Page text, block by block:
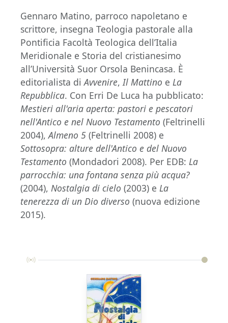
Gennaro Matino, parroco napoletano e
scrittore, insegna Teologia pastorale alla
Pontificia Facoltà Teologica dell’Italia
Meridionale e Storia del cristianesimo
all’Università Suor Orsola Benincasa. È
editorialista diAvvenire,Il Mattino e La
Repubblica. Con Erri De Luca ha pubblicato:
Mestieri all'aria aperta: pastori e pescatori
nell'Antico e nel Nuovo Testamento (Feltrinelli
2004),Almeno 5 (Feltrinelli 2008) e
Sottosopra: alture dell'Antico e del Nuovo
Testamento (Mondadori 2008). Per EDB: La
parrocchia: una fontana senza più acqua?
(2004), Nostalgia di cielo (2003) e La
tenerezza di un Dio diverso (nuova edizione
2015).